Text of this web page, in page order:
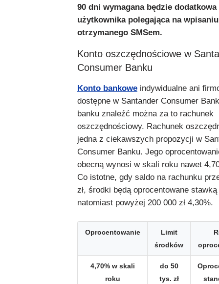
90 dni wymagana będzie
użytkownika polegająca na
otrzymanego SMSem.
Konto oszczędnościowe w
Consumer Banku
Konto bankowe indywidualne ani
dostępne w Santander Consumer
banku znaleźć można za to rachunek
oszczędnościowy. Rachunek
jedna z ciekawszych propozycji w
Consumer Banku. Jego
obecną wynosi w skali roku nawet
Co istotne, gdy saldo na rachunku
zł, środki będą oprocentowane
natomiast powyżej 200 000 zł 4,30%.
Oprocentowanie
Limit
środków
4,70% w skali
roku
do 50
tys. zł